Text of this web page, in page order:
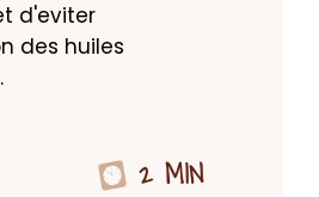
d'eviter
des huiles
2 MIN